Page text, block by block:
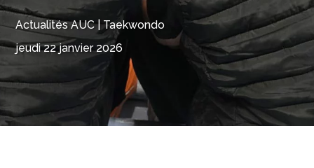
Actualités AUC|Taekwondo
jeudi 22 janvier 2026